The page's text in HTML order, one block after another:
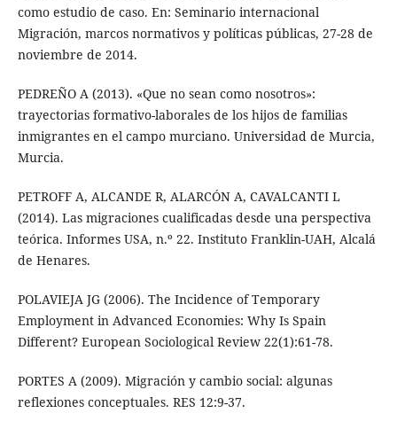
como estudio de caso. En: Seminario internacional
Migración, marcos normativos y políticas públicas, 27-28 de
noviembre de 2014.
PEDREÑO A (2013). «Que no sean como nosotros»:
trayectorias formativo-laborales de los hijos de familias
inmigrantes en el campo murciano. Universidad de Murcia,
Murcia.
PETROFF A, ALCANDE R, ALARCÓN A, CAVALCANTI L
(2014). Las migraciones cualificadas desde una perspectiva
teórica. Informes USA, n.º 22. Instituto Franklin-UAH, Alcalá
de Henares.
POLAVIEJA JG (2006). The Incidence of Temporary
Employment in Advanced Economies: Why Is Spain
Different? European Sociological Review 22(1):61-78.
PORTES A (2009). Migración y cambio social: algunas
reflexiones conceptuales. RES 12:9-37.